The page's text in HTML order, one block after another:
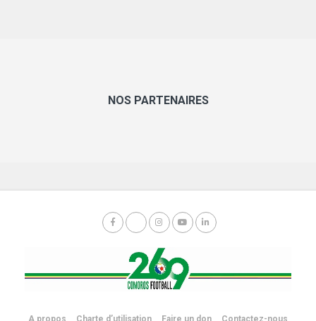
NOS PARTENAIRES
A propos Charte d’utilisation Faire un don Contactez-nous